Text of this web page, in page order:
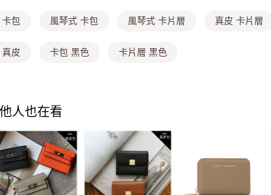
卡包 風琴式 卡包 風琴式 卡片層 真皮 卡片層
皮 卡包 黑色 卡片層 黑色
人也在看